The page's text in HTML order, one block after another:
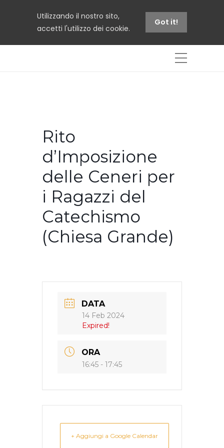
Utilizzando il nostro sito,
accetti l'utilizzo dei cookie.
Got it!
Rito
d’Imposizione
delle Ceneri per
i Ragazzi del
Catechismo
(Chiesa Grande)
DATA
14 Feb 2024
Expired!
ORA
16:45 - 17:45
+ Aggiungi a Google Calendar